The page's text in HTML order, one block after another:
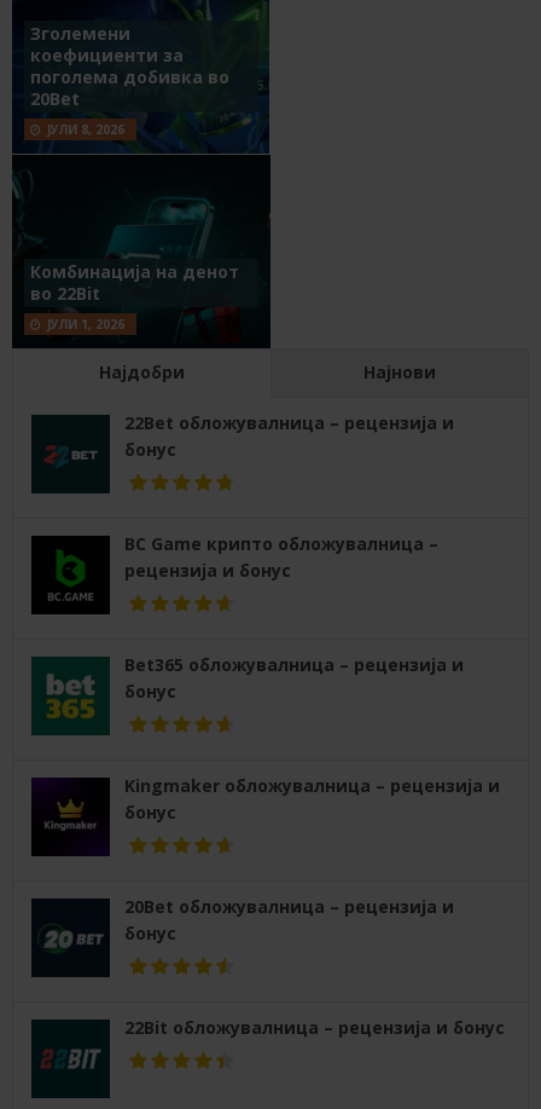
Зголемени
коефициенти за
поголема добивка во
20Bet
ЈУЛИ 8, 2026
Комбинација на денот
во 22Bit
ЈУЛИ 1, 2026
Најдобри Најнови
22Bet обложувалница – рецензија и
бонус
BC Game крипто обложувалница –
рецензија и бонус
Bet365 обложувалница – рецензија и
бонус
Kingmaker обложувалница – рецензија и
бонус
20Bet обложувалница – рецензија и
бонус
22Bit обложувалница – рецензија и бонус